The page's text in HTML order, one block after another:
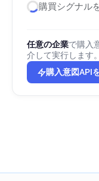
購買シグナル
任意の企業で購入
介して実行します。
購入意図API